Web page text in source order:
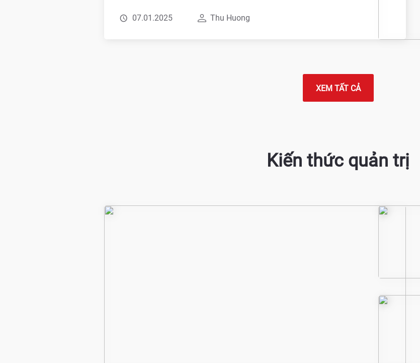
07.01.2025 Thu Huong
XEM TẤT CẢ
Kiến thức quản trị